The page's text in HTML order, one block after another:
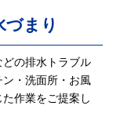
づまり
どの排水トラブル
・洗面所・お風
作業をご提案し